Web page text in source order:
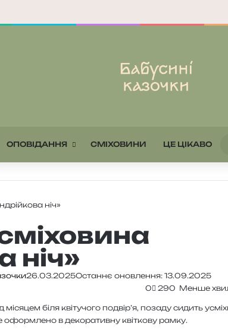
ОПОВІДАННЯ СМІХОВИНИ ЦЕ ЦІКАВО
ніч»
ніч»
26.03.2025Останнє оновлення: 13.09.2025
0
290 Менше